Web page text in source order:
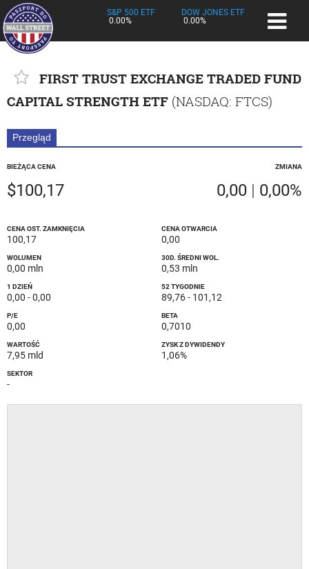
S&P 500 ETF
0.00%
DOW JONES ETF
0.00%
FIRST TRUST EXCHANGE TRADED FUND
CAPITAL STRENGTH ETF (NASDAQ: FTCS)
Przegląd
BIEŻĄCA CENA
$100,17
ZMIANA
0,00 | 0,00%
CENA OST. ZAMKNIĘCIA
100,17
CENA OTWARCIA
0,00
WOLUMEN
0,00 mln
30D. ŚREDNI WOL.
0,53 mln
1 DZIEŃ
0,00 -0,00
52 TYGODNIE
89,76- 101,12
P/E
0,00
BETA
0,7010
WARTOŚĆ
7,95 mld
ZYSK Z DYWIDENDY
1,06%
SEKTOR
-